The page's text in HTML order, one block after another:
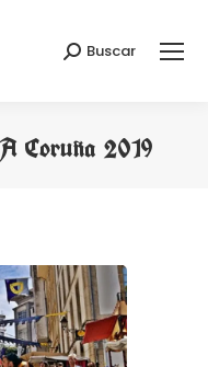
Search:
Buscar
Coruña 2019